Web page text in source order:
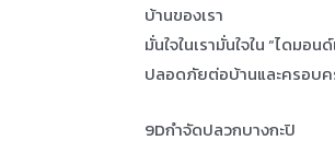
บ้านของเรา
มั่นใจในเรามั่นใจใน “ไดม
ปลอดภัยต่อบ้านและครอบ
9Dกำจัดปลวกบางกะปิ